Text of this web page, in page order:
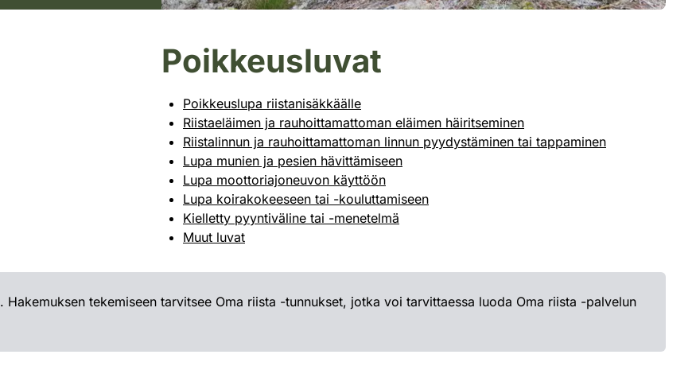
Poikkeusluvat
Poikkeuslupa riistanisäkkäälle
Riistaeläimen ja rauhoittamattoman eläimen häiritseminen
Riistalinnun ja rauhoittamattoman linnun pyydystäminen tai tappaminen
Lupa munien ja pesien hävittämiseen
Lupa moottoriajoneuvon käyttöön
Lupa koirakokeeseen tai -kouluttamiseen
Kielletty pyyntiväline tai -menetelmä
Muut luvat
. Hakemuksen tekemiseen tarvitsee Oma riista -tunnukset, jotka voi tarvittaessa luoda Oma riista -palvelun